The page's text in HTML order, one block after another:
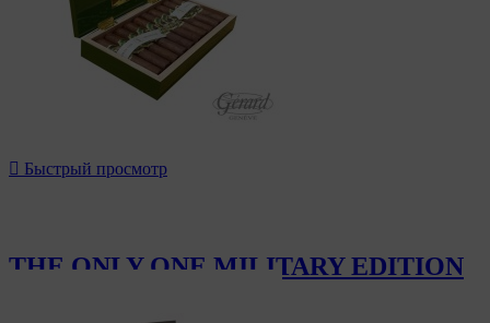
 Быстрый просмотр
THE ONLY ONE MILITARY EDITION